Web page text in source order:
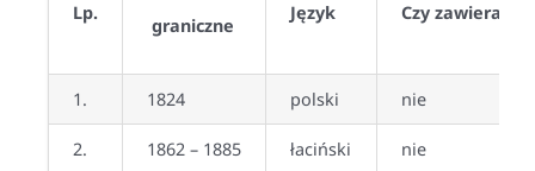
Lp.
graniczne
Język Czy zawiera
1. 1824 polski nie
2. 1862 – 1885 łaciński nie